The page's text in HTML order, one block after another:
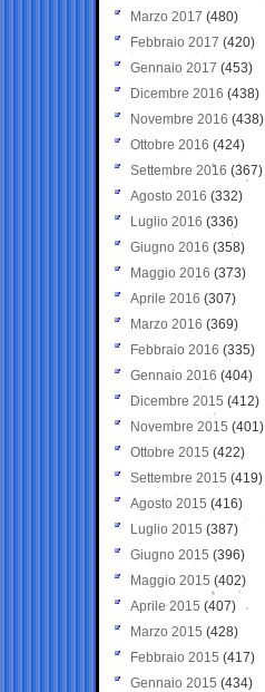
Marzo 2017 (480)
Febbraio 2017 (420)
Gennaio 2017 (453)
Dicembre 2016 (438)
Novembre 2016 (438)
Ottobre 2016 (424)
Settembre 2016 (367)
Agosto 2016 (332)
Luglio 2016 (336)
Giugno 2016 (358)
Maggio 2016 (373)
Aprile 2016 (307)
Marzo 2016 (369)
Febbraio 2016 (335)
Gennaio 2016 (404)
Dicembre 2015 (412)
Novembre 2015 (401)
Ottobre 2015 (422)
Settembre 2015 (419)
Agosto 2015 (416)
Luglio 2015 (387)
Giugno 2015 (396)
Maggio 2015 (402)
Aprile 2015 (407)
Marzo 2015 (428)
Febbraio 2015 (417)
Gennaio 2015 (434)